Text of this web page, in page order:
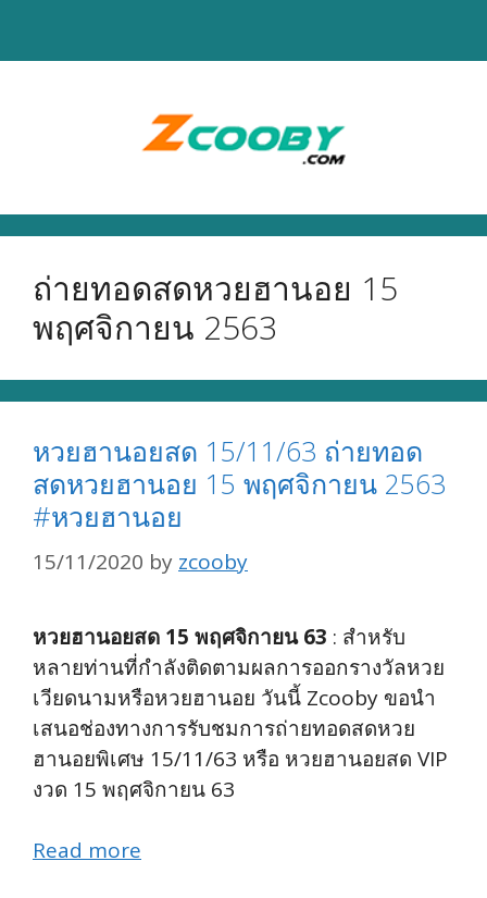
ถ่ายทอดสดหวยฮานอย 15
พฤศจิกายน 2563
หวยฮานอยสด 15/11/63 ถ่ายทอด
สดหวยฮานอย 15 พฤศจิกายน 2563
#หวยฮานอย
15/11/2020 by zcooby
หวยฮานอยสด 15 พฤศจิกายน 63 : สำหรับ
หลายท่านที่กำลังติดตามผลการออกรางวัลหวย
เวียดนามหรือหวยฮานอย วันนี้ Zcooby ขอนำ
เสนอช่องทางการรับชมการถ่ายทอดสดหวย
ฮานอยพิเศษ 15/11/63 หรือ หวยฮานอยสด VIP
งวด 15 พฤศจิกายน 63
Read more